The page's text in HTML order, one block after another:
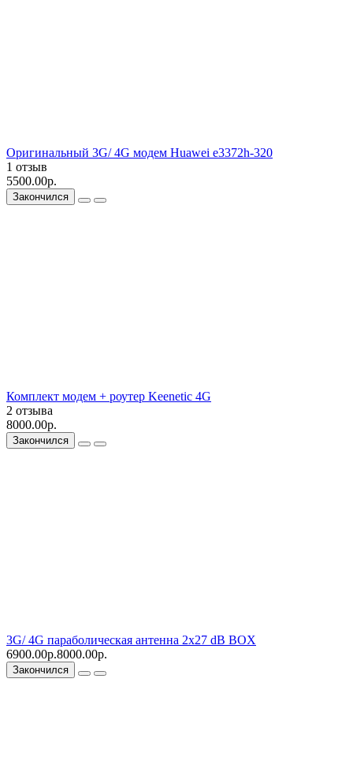
Оригинальный 3G/ 4G модем Huawei e3372h-320
1 отзыв
5500.00р.
Закончился
Комплект модем + роутер Keenetic 4G
2 отзыва
8000.00р.
Закончился
3G/ 4G параболическая антенна 2x27 dB BOX
6900.00р.8000.00р.
Закончился